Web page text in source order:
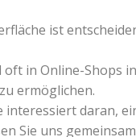
ist
in Online-Shops
ermöglichen.
daran,
Sie uns